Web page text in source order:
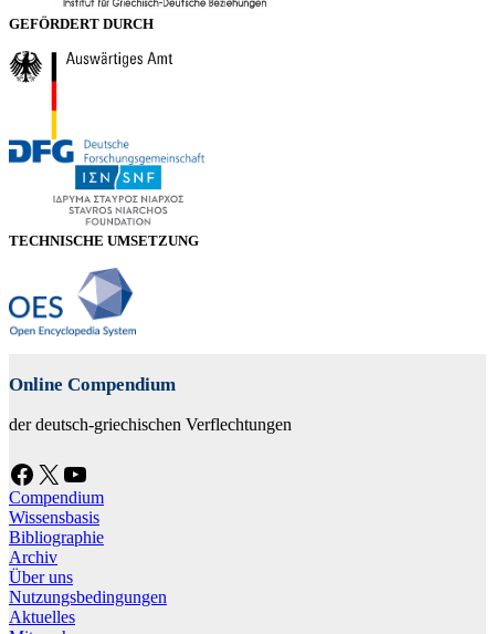
GEFÖRDERT DURCH
TECHNISCHE UMSETZUNG
Online Compendium
der deutsch-griechischen Verflechtungen
Facebook X YouTube
Compendium
Wissensbasis
Bibliographie
Archiv
Über uns
Nutzungsbedingungen
Aktuelles